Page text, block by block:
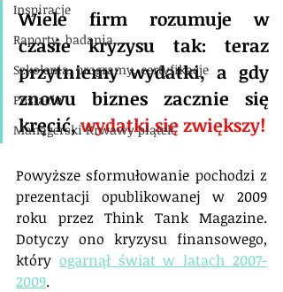
Inspiracje
Raporty, badania
Szkolenia, programy, certyfikacje
Postacie
Managerski Krwawy piątek
Wiele firm rozumuje w
czasie kryzysu tak: teraz
przytniemy wydatki, a gdy
znowu biznes zacznie się
kręcić, wydatki się zwiększy!
Powyższe sformułowanie pochodzi z
prezentacji opublikowanej w 2009
roku przez Think Tank Magazine.
Dotyczy ono kryzysu finansowego,
który ogarnął świat w latach 2007-
2009.